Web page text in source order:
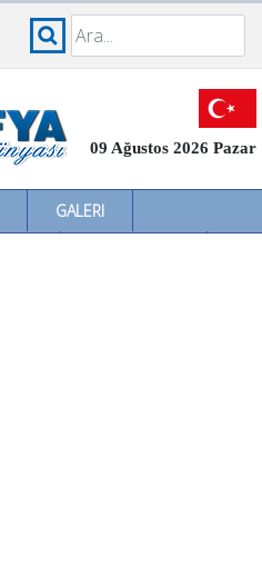
09 Ağustos 2026 Pazar
GALERI